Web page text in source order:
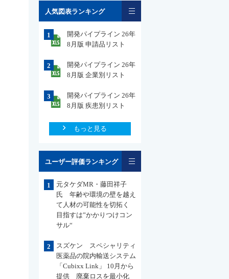
人気図表ランキング
1
開発パイプライン 26年
8月版 申請品リスト
2
開発パイプライン 26年
8月版 企業別リスト
3
開発パイプライン 26年
8月版 疾患別リスト
もっと見る
ユーザー評価ランキング
1
元タケダMR・藤田祥子
氏 年齢や環境の壁を越え
て人材の可能性を切拓く
目指すは”かかりつけコン
サル“
2
スズケン スペシャリティ
医薬品の院内輸送システム
「Cubixx Link」 10月から
提供 廃棄ロスを最小化